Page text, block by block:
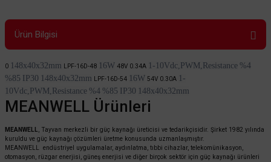
Ürün Bilgisi
0 148x40x32mm LPF-16D-48 16W 48V 0.34A 1-10Vdc,PWM,Resistance %4
%85
IP30 148x40x32mm LPF-16D-54 16W 54V 0.30A 1-
10Vdc,PWM,Resistance %4 %85 IP30 148x40x32mm
MEANWELL Ürünleri
MEANWELL, Tayvan merkezli bir güç kaynağı üreticisi ve tedarikçisidir. Şirket 1982 yılında
kuruldu ve güç kaynağı çözümleri üretme konusunda uzmanlaşmıştır.
MEANWELL endüstriyel uygulamalar, aydınlatma, tıbbi cihazlar, telekomünikasyon,
otomasyon, rüzgar enerjisi, güneş enerjisi ve diğer birçok sektör için güç kaynağı ürünleri